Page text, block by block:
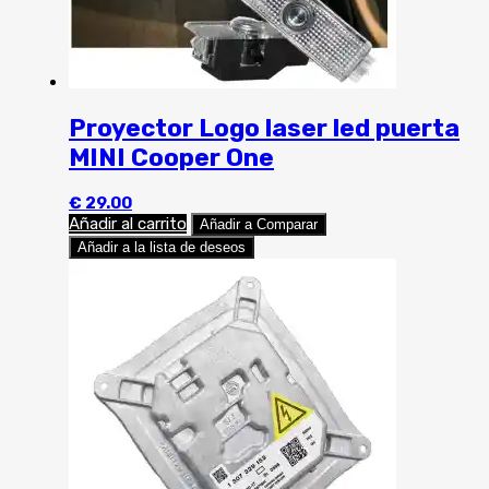
Proyector Logo laser led puerta
MINI Cooper One
€ 29.00
Añadir al carrito
Añadir a Comparar
Añadir a la lista de deseos